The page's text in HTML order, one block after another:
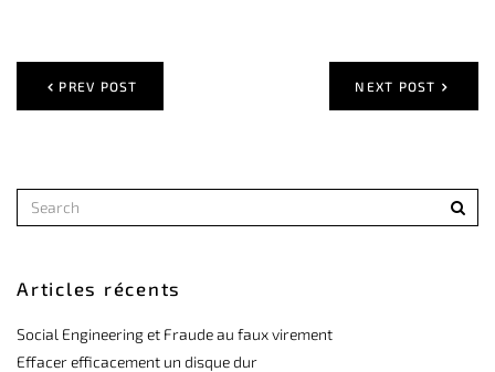
PREV POST NEXT POST
Articles récents
Social Engineering et Fraude au faux virement
Effacer efficacement un disque dur